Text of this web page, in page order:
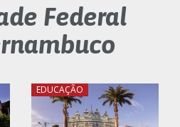
Federal
EDUCAÇÃO